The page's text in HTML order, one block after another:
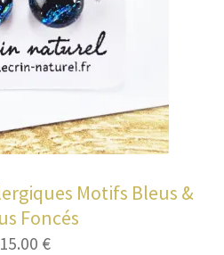
Motifs Bleus &
Foncés
15.00 €